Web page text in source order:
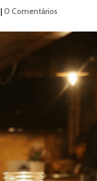
|0 Comentários